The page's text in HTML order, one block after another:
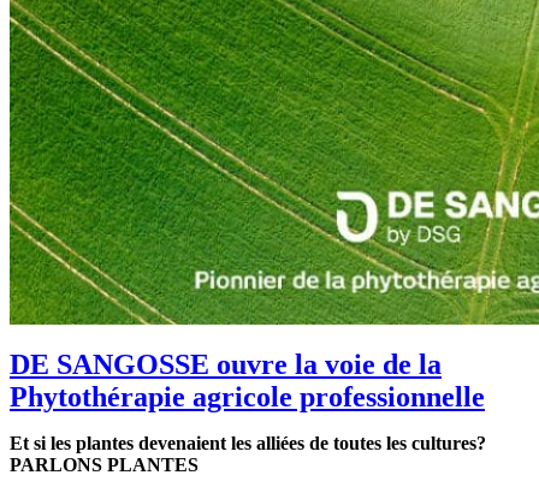
DE SANGOSSE ouvre la voie de la
Phytothérapie agricole professionnelle
Et si les plantes devenaient les alliées de toutes les cultures?
PARLONS PLANTES